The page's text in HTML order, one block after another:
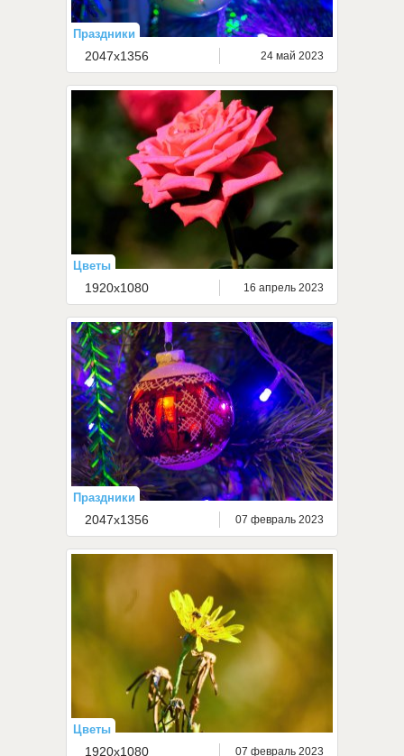
Праздники
2047x1356 24 май 2023
Цветы
1920x1080 16 апрель 2023
Праздники
2047x1356 07 февраль 2023
Цветы
1920x1080 07 февраль 2023